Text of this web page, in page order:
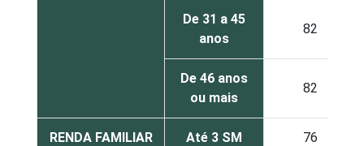
De 31 a 45
anos
82
De 46 anos
ou mais
82
RENDA FAMILIAR Até 3 SM 76